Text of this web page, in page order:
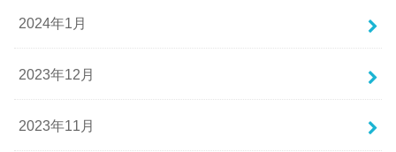
2024年1月
2023年12月
2023年11月